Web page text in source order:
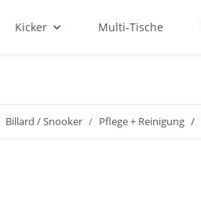
Kicker Multi-Tische
Billard / Snooker Pflege + Reinigung